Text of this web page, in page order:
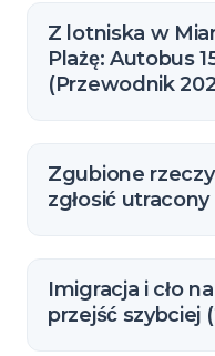
Z lotniska w
Plażę: Autobus
(Przewodnik
Zgubione
zgłosić
Imigracja i cło
przejść szybciej